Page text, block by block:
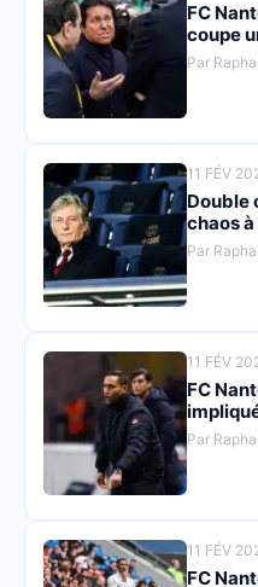
FC
coupe
Par
11 FÉV
Double
chaos à
Par
11 FÉV
FC
Par
11 FÉV
FC